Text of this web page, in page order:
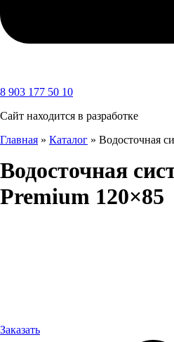
8 903 177 50 10
Сайт находится в разработке
Главная » Каталог » Водосточная
Водосточная
Premium 120×85
Заказать